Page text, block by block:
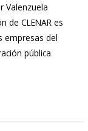
Valenzuela
de CLENAR es
empresas del
pública